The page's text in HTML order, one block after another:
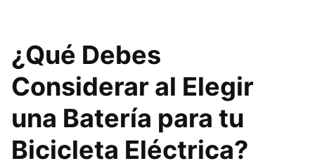
¿Qué Debes
Considerar al Elegir
una Batería para tu
Bicicleta Eléctrica?